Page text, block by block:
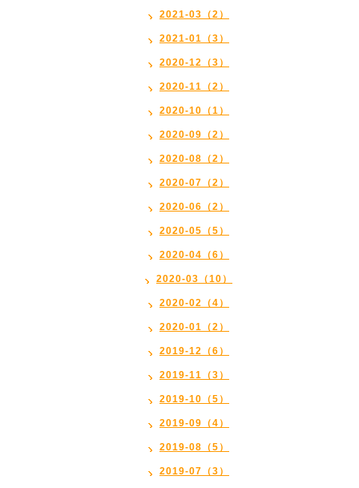
2021-03（2）
2021-01（3）
2020-12（3）
2020-11（2）
2020-10（1）
2020-09（2）
2020-08（2）
2020-07（2）
2020-06（2）
2020-05（5）
2020-04（6）
2020-03（10）
2020-02（4）
2020-01（2）
2019-12（6）
2019-11（3）
2019-10（5）
2019-09（4）
2019-08（5）
2019-07（3）